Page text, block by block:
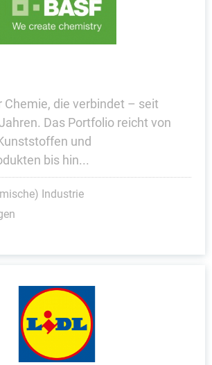
Chemie, die verbindet – seit
Das Portfolio reicht von
und
bis hin...
Industrie